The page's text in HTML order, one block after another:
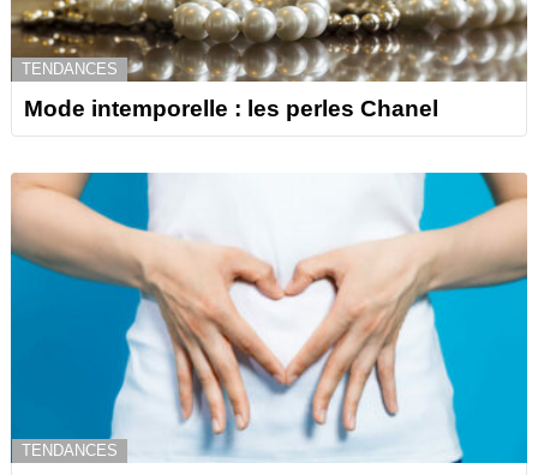
TENDANCES
Mode intemporelle : les perles Chanel
TENDANCES